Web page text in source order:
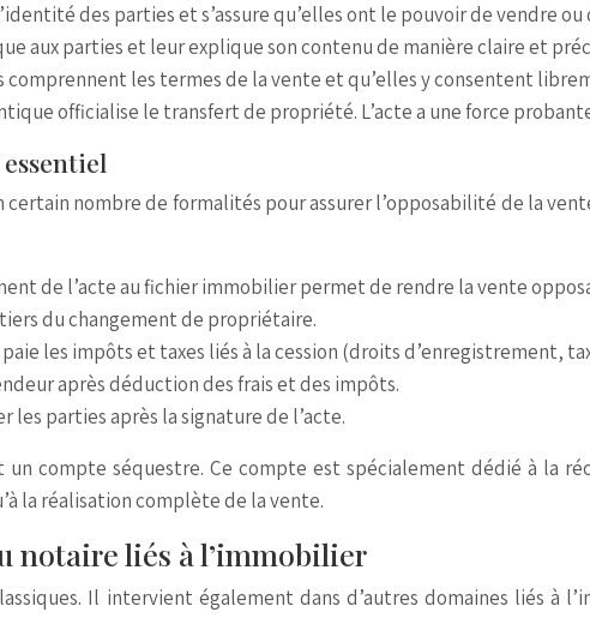
des parties et s’assure qu’elles ont le pouvoir de vendre ou
aux parties et leur explique son contenu de manière claire et
comprennent les termes de la vente et qu’elles y consentent
officialise le transfert de propriété. L’acte a une force
nombre de formalités pour assurer l’opposabilité de la
de l’acte au fichier immobilier permet de rendre la vente
du changement de propriétaire.
les impôts et taxes liés à la cession (droits d’enregistrement,
après déduction des frais et des impôts.
parties après la signature de l’acte.
compte séquestre. Ce compte est spécialement dédié à la
la réalisation complète de la vente.
notaire liés à l’immobilier
Il intervient également dans d’autres domaines liés à